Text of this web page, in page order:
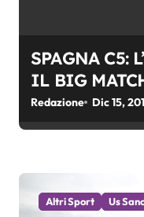
SPAGNA C5:
IL BIG
CAFE’
Redazione Dic 15,
Altri Sport Us